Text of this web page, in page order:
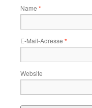
Name *
E-Mail-Adresse *
Website